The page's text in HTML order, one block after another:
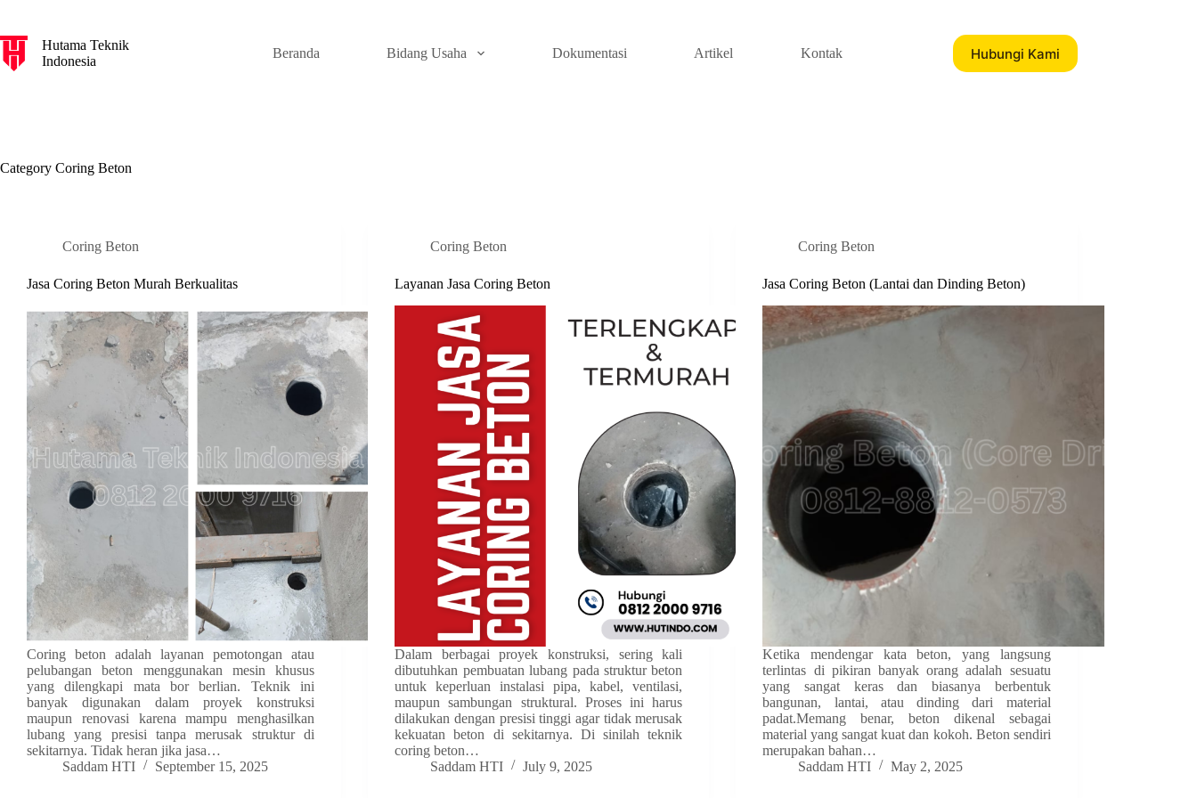
k
i
p
t
e
Hutama Teknik
Indonesia
Beranda Bidang Usaha Dokumentasi Artikel Kontak Hubungi Kami
Category Coring Beton
Coring Beton
Jasa Coring Beton Murah Berkualitas
Coring beton adalah layanan pemotongan atau
pelubangan beton menggunakan mesin khusus
yang dilengkapi mata bor berlian. Teknik ini
banyak digunakan dalam proyek konstruksi
maupun renovasi karena mampu menghasilkan
lubang yang presisi tanpa merusak struktur di
sekitarnya. Tidak heran jika jasa…
Saddam HTI
September 15, 2025
Coring Beton
Layanan Jasa Coring Beton
Dalam berbagai proyek konstruksi, sering kali
dibutuhkan pembuatan lubang pada struktur beton
untuk keperluan instalasi pipa, kabel, ventilasi,
maupun sambungan struktural. Proses ini harus
dilakukan dengan presisi tinggi agar tidak merusak
kekuatan beton di sekitarnya. Di sinilah teknik
coring beton…
Saddam HTI
July 9, 2025
Coring Beton
Jasa Coring Beton (Lantai dan Dinding Beton)
Ketika mendengar kata beton, yang langsung
terlintas di pikiran banyak orang adalah sesuatu
yang sangat keras dan biasanya berbentuk
bangunan, lantai, atau dinding dari material
padat.Memang benar, beton dikenal sebagai
material yang sangat kuat dan kokoh. Beton sendiri
merupakan bahan…
Saddam HTI
May 2, 2025